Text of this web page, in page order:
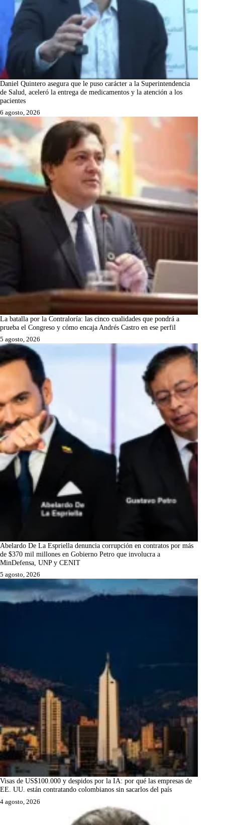
Daniel Quintero asegura que le puso carácter a la Superintendencia
de Salud, aceleró la entrega de medicamentos y la atención a los
pacientes
6 agosto, 2026
La batalla por la Contraloría: las cinco cualidades que pondrá a
prueba el Congreso y cómo encaja Andrés Castro en ese perfil
5 agosto, 2026
Abelardo De La Espriella denuncia corrupción en contratos por más
de $370 mil millones en Gobierno Petro que involucra a
MinDefensa, UNP y CENIT
5 agosto, 2026
Visas de US$100.000 y despidos por la IA: por qué las empresas de
EE. UU. están contratando colombianos sin sacarlos del país
4 agosto, 2026